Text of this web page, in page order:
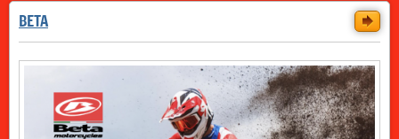
BETA